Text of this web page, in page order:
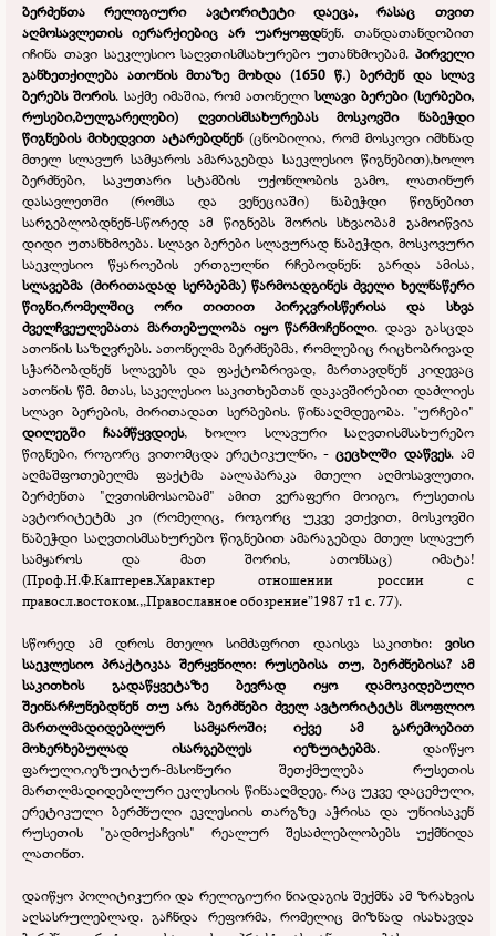
ბერძენთა რელიგიური ავტორიტეტი დაეცა, რასაც თვით
აღმოსავლეთის იერარქიებიც არ უარყოფდნენ. თანდათანდობით
იჩინა თავი საეკლესიო საღვთისმსახურებო უთანხმოებამ. პირველი
განხეთქილება ათონის მთაზე მოხდა (1650 წ.) ბერძენ და სლავ
ბერებს შორის. საქმე იმაშია, რომ ათონელისლავი ბერები (სერბები,
რუსები,ბულგარელები) ღვთისმსახურებას მოსკოვში ნაბეჭდი
წიგნების მიხედვით ატარებდნენ(ცნობილია, რომ მოსკოვი იმხნად
მთელ სლავურ სამყაროს ამარაგებდა საეკლესიო წიგნებით),ხოლო
ბერძნები, საკუთარი სტამბის უქონლობის გამო, ლათინურ
დასავლეთში (რომსა და ვენეციაში) ნაბეჭდი წიგნებით
სარგებლობდნენ-სწორედ ამ წიგნებს შორის სხვაობამ გამოიწვია
დიდი უთანხმოება. სლავი ბერები სლავურად ნაბეჭდი, მოსკოვური
საეკლესიო წყაროების ერთგულნი რჩებოდნენ: გარდა ამისა,
სლავებმა (ძირითადად სერბებმა) წარმოადგინეს ძველი ხელნაწერი
წიგნი,რომელშიც ორი თითით პირჯვრისწერისა და სხვა
ძველჩვეულებათა მართებულობა იყო წარმოჩენილი. დავა გასცდა
ათონის საზღვრებს. ათონელმა ბერძნებმა, რომლებიც რიცხობრივად
სჭარბობდნენ სლავებს და ფაქტობრივად, მართავდნენ კიდევაც
ათონის წმ. მთას, საკელესიო საკითხებთან დაკავშირებით დაძლიეს
სლავი ბერების, ძირითადათ სერბების. წინააღმდეგობა. "ურჩები"
დილეგში ჩაამწყვდიეს, ხოლო სლავური საღვთისმსახურებო
წიგნები, როგორც ვითომცდა ერეტიკულნი, - ცეცხლში დაწვეს. ამ
აღმაშფოთებელმა ფაქტმა აალაპარაკა მთელი აღმოსავლეთი.
ბერძენთა "ღვთისმოსაობამ" ამით ვერაფერი მოიგო, რუსეთის
ავტორიტეტმა კი (რომელიც, როგორც უკვე ვთქვით, მოსკოვში
ნაბეჭდი საღვთისმსახურებო წიგნებით ამარაგებდა მთელ სლავურ
სამყაროს და მათ შორის, ათონსაც) იმატა!
(Проф.Н.Ф.Каптерев.Характер отношении россии с
правосл.востоком.,,Православное обозрение”1987 т1 с. 77).
სწორედ ამ დროს მთელი სიმძაფრით დაისვა საკითხი: ვისი
საეკლესიო პრაქტიკაა შერყვნილი: რუსებისა თუ, ბერძნებისა? ამ
საკითხის გადაწყვეტაზე ბევრად იყო დამოკიდებული
შეინარჩუნებდნენ თუ არა ბერძნები ძველ ავტორიტეტს მსოფლიო
მართლმადიდებლურ სამყაროში; იქვე ამ გარემოებით
მოხერხებულად ისარგებლეს იეზუიტებმა. დაიწყო
ფარული,იეზუიტურ-მასონური შეთქმულება რუსეთის
მართლმადიდებლური ეკლესიის წინააღმდეგ, რაც უკვე დაცემული,
ერეტიკული ბერძნული ეკლესიის თარგზე აჭრისა და უნიისაკენ
რუსეთის "გადმოქაჩვის" რეალურ შესაძლებლობებს უქმნიდა
ლათინთ.
დაიწყო პოლიტიკური და რელიგიური ნიადაგის შექმნა ამ ზრახვის
აღსასრულებლად. გაჩნდა რეფორმა, რომელიც მიზნად ისახავდა